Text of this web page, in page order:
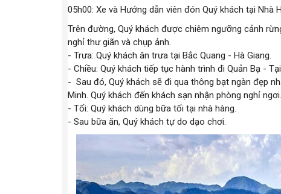
05h00: Xe và Hướng dẫn viên đón Quý khách tại
Trên đường, Quý khách được chiêm ngưỡng cảnh
nghỉ thư giãn và chụp ảnh.
- Trưa: Quý khách ăn trưa tại Bắc Quang - Hà Giang.
- Chiều: Quý khách tiếp tục hành trình đi Quản Bạ -
- Sau đó, Quý khách sẽ đi qua thông bạt ngàn đẹp
Minh. Quý khách đến khách sạn nhận phòng nghỉ ngơi.
- Tối: Quý khách dùng bữa tối tại nhà hàng.
- Sau bữa ăn, Quý khách tự do dạo chơi.